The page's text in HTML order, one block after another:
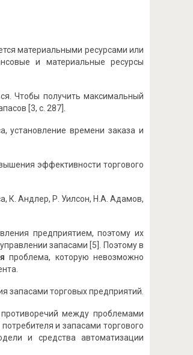
материальными ресурсами или
и материальные ресурсы
Чтобы получить максимальный
[3, с. 287].
установление времени заказа и
эффективности торгового
К. Андлер, Р. Уилсон, Н.А. Адамов,
предприятием, поэтому их
запасами [5]. Поэтому в
проблема, которую невозможно
запасами торговых предприятий.
между проблемами
и запасами торгового
и средства автоматизации